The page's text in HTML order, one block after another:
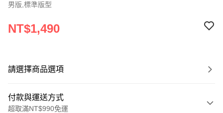
男版,標準版型
NT$1,490
請選擇商品選項
付款與運送方式
超取滿NT$990免運